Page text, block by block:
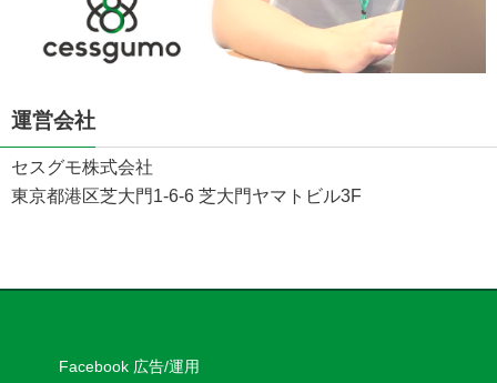
運営会社
セスグモ株式会社
東京都港区芝大門1-6-6 芝大門ヤマトビル3F
Facebook 広告/運用